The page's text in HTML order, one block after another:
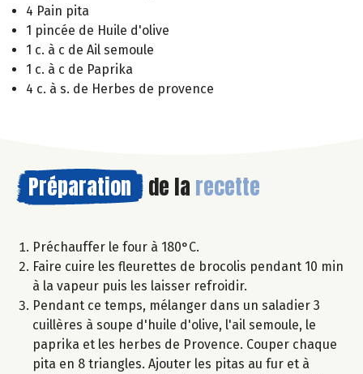
4 Pain pita
1 pincée de Huile d'olive
1 c. à c de Ail semoule
1 c. à c de Paprika
4 c. à s. de Herbes de provence
Préparation de la recette
Préchauffer le four à 180°C.
Faire cuire les fleurettes de brocolis pendant 10 min
à la vapeur puis les laisser refroidir.
Pendant ce temps, mélanger dans un saladier 3
cuillères à soupe d'huile d'olive, l'ail semoule, le
paprika et les herbes de Provence. Couper chaque
pita en 8 triangles. Ajouter les pitas au fur et à